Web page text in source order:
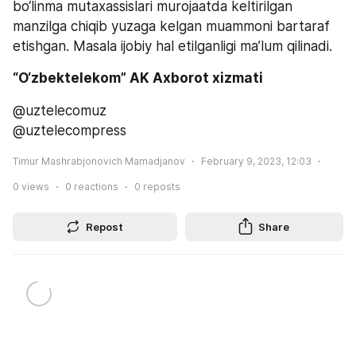
bo‘linma mutaxassislari murojaatda keltirilgan
manzilga chiqib yuzaga kelgan muammoni bartaraf
etishgan. Masala ijobiy hal etilganligi ma’lum qilinadi.
“O‘zbektelekom” AK Axborot xizmati
@uztelecomuz
@uztelecompress
Timur Mashrabjonovich Mamadjanov February 9, 2023, 12:03
0 views 0 reactions 0 reposts
Repost Share